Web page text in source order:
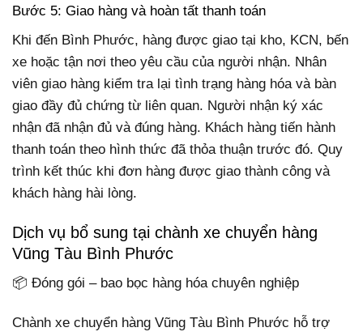
Bước 5: Giao hàng và hoàn tất thanh toán
Khi đến Bình Phước, hàng được giao tại kho, KCN, bến
xe hoặc tận nơi theo yêu cầu của người nhận. Nhân
viên giao hàng kiểm tra lại tình trạng hàng hóa và bàn
giao đầy đủ chứng từ liên quan. Người nhận ký xác
nhận đã nhận đủ và đúng hàng. Khách hàng tiến hành
thanh toán theo hình thức đã thỏa thuận trước đó. Quy
trình kết thúc khi đơn hàng được giao thành công và
khách hàng hài lòng.
Dịch vụ bổ sung tại chành xe chuyển hàng
Vũng Tàu Bình Phước
📦 Đóng gói – bao bọc hàng hóa chuyên nghiệp
Chành xe chuyển hàng Vũng Tàu Bình Phước hỗ trợ